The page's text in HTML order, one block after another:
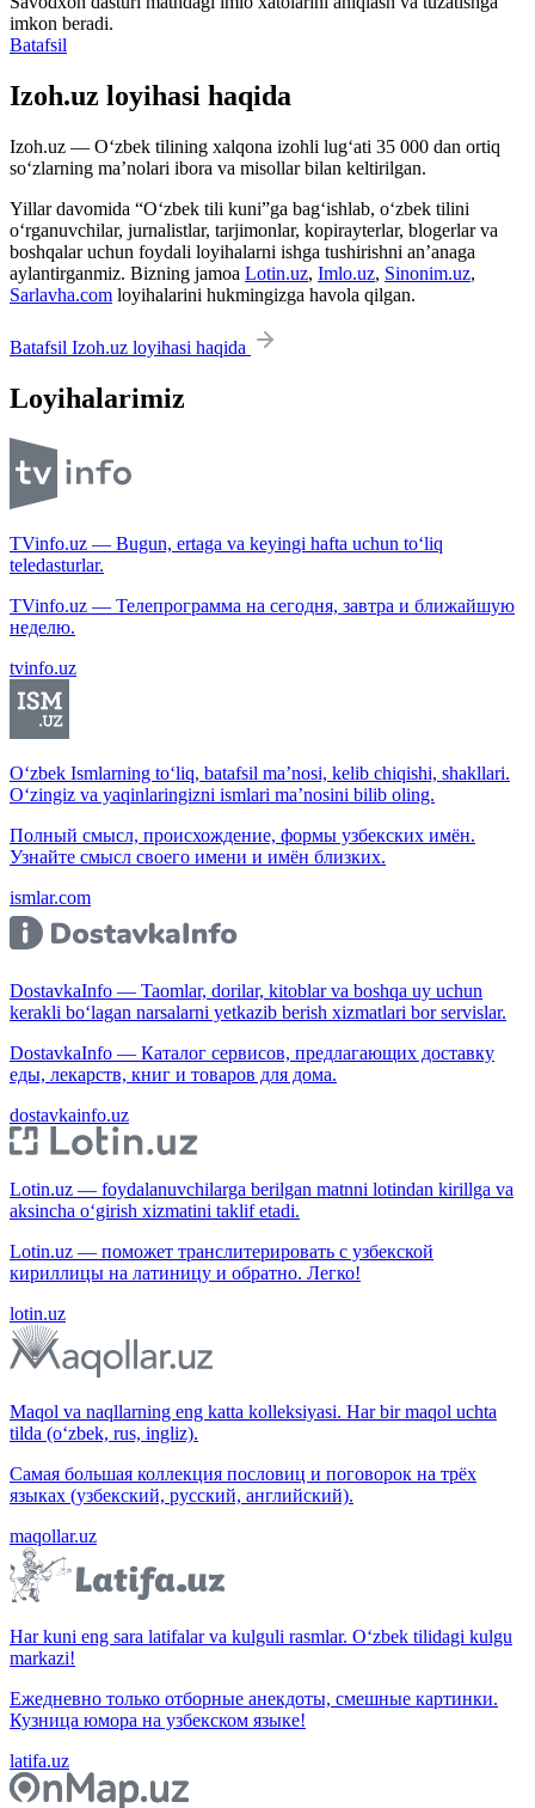
imkon beradi.
Batafsil
Izoh.uz loyihasi haqida
Izoh.uz — O‘zbek tilining xalqona izohli lug‘ati 35 000 dan ortiq
so‘zlarning ma’nolari ibora va misollar bilan keltirilgan.
Yillar davomida “O‘zbek tili kuni”ga bag‘ishlab, o‘zbek tilini
o‘rganuvchilar, jurnalistlar, tarjimonlar, kopirayterlar, blogerlar va
boshqalar uchun foydali loyihalarni ishga tushirishni an’anaga
aylantirganmiz. Bizning jamoa Lotin.uz, Imlo.uz, Sinonim.uz,
Sarlavha.com loyihalarini hukmingizga havola qilgan.
Batafsil Izoh.uz loyihasi haqida
Loyihalarimiz
TVinfo.uz — Bugun, ertaga va keyingi hafta uchun to‘liq
teledasturlar.
TVinfo.uz — Телепрограмма на сегодня, завтра и ближайшую
неделю.
tvinfo.uz
O‘zbek Ismlarning to‘liq, batafsil ma’nosi, kelib chiqishi, shakllari.
O‘zingiz va yaqinlaringizni ismlari ma’nosini bilib oling.
Полный смысл, происхождение, формы узбекских имён.
Узнайте смысл своего имени и имён близких.
ismlar.com
DostavkaInfo — Taomlar, dorilar, kitoblar va boshqa uy uchun
kerakli bo‘lagan narsalarni yetkazib berish xizmatlari bor servislar.
DostavkaInfo — Каталог сервисов, предлагающих доставку
еды, лекарств, книг и товаров для дома.
dostavkainfo.uz
Lotin.uz — foydalanuvchilarga berilgan matnni lotindan kirillga va
aksincha o‘girish xizmatini taklif etadi.
Lotin.uz — поможет транслитерировать с узбекской
кириллицы на латиницу и обратно. Легко!
lotin.uz
Maqol va naqllarning eng katta kolleksiyasi. Har bir maqol uchta
tilda (o‘zbek, rus, ingliz).
Самая большая коллекция пословиц и поговорок на трёх
языках (узбекский, русский, английский).
maqollar.uz
Har kuni eng sara latifalar va kulguli rasmlar. O‘zbek tilidagi kulgu
markazi!
Ежедневно только отборные анекдоты, смешные картинки.
Кузница юмора на узбекском языке!
latifa.uz